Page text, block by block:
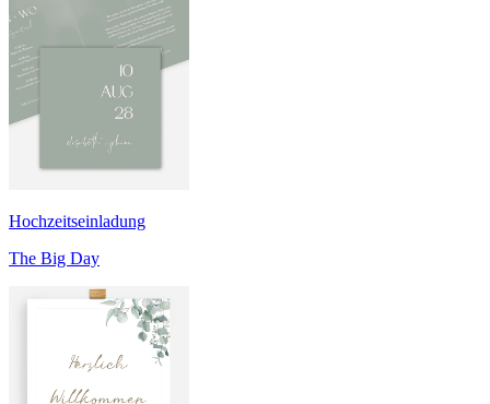
Hochzeitseinladung
The Big Day